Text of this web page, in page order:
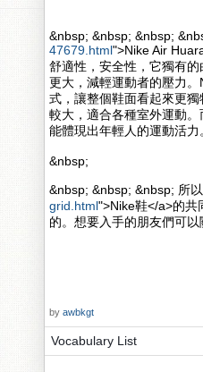
&nbsp; &nbsp; &nbsp;
47679.html">Nike Air
舒適性，安全性，它獨有
更大，減輕運動者的壓力
式，讓整個鞋面看起來更
較大，適合各種室外運動
能體現出年輕人的運動活力
&nbsp;
&nbsp; &nbsp; &nbsp; 所
grid.html">Nike鞋</a>的共
的。想要入手的朋友們可以
by awbkgt
Vocabulary List